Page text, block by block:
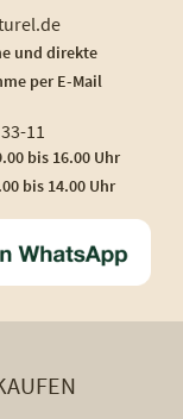
und direkte
per E-Mail
11
bis 16.00 Uhr
bis 14.00 Uhr